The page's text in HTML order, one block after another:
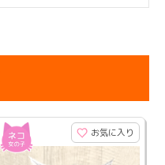
お気に入り